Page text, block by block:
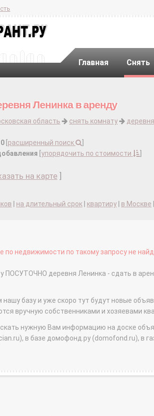
Главная Снять
Ленинка в аренду
область снять комнату
0 расширенный поиск
упорядочить по стоимости
на карте
на длительный срок квартиру в Москве
недвижимости по такому запросу не
ПОСУТОЧНО деревня Ленинка - сдать в
базу и уже скоро тут будут новые
вручную собственниками и хозяевами
нужную Вам информацию на доске
в базе домофонд.ру (domofond.ru), в